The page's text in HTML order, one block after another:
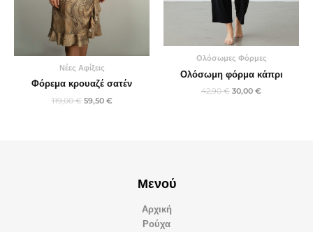
Νέες Αφίξεις
Φόρεμα κρουαζέ σατέν
119,00€ 59,50 €
Ολόσωμες Φόρμες
Ολόσωμη φόρμα κάπρι
42,90€ 30,00 €
Μενού
Αρχική
Ρούχα